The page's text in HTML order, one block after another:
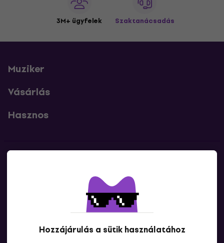
Hozzájárulás a sütik használatához
3M+ ügyfelek Szaktanácsadás
Muziker
Vásárlás
Hasznos
Lépj kapcsolatba velünk